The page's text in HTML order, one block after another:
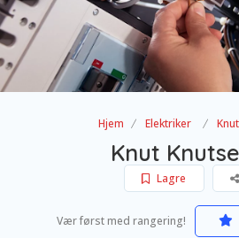
Hjem Elektriker
Knut
Lagre
Vær først med rangering!